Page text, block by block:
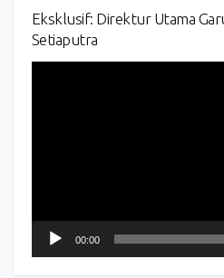
Eksklusif: Direktur Utama
Setiaputra
00:00